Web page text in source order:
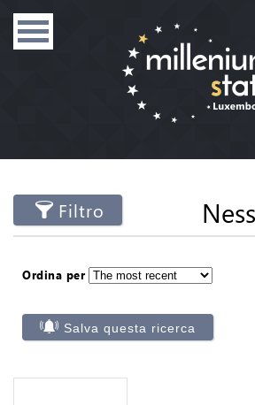
Filtro
Ordina per
Salva questa ricerca